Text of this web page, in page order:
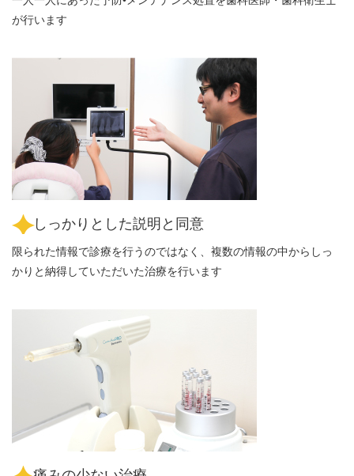
が行います
しっかりとした説明と同意
限られた情報で診療を行うのではなく、複数の情報の中からしっ
かりと納得していただいた治療を行います